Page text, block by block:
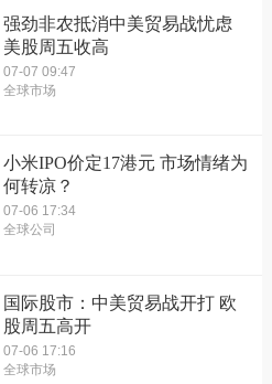
强劲非农抵消中美贸易战忧虑
美股周五收高
07-07 09:47
全球市场
小米IPO价定17港元 市场情绪为
何转凉？
07-06 17:34
全球公司
国际股市：中美贸易战开打 欧
股周五高开
07-06 17:16
全球市场